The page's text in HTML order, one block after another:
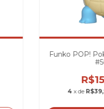
Funko POP!
4 x de